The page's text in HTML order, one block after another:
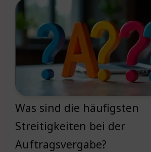
Was sind die häufigsten
Streitigkeiten bei der
Auftragsvergabe?